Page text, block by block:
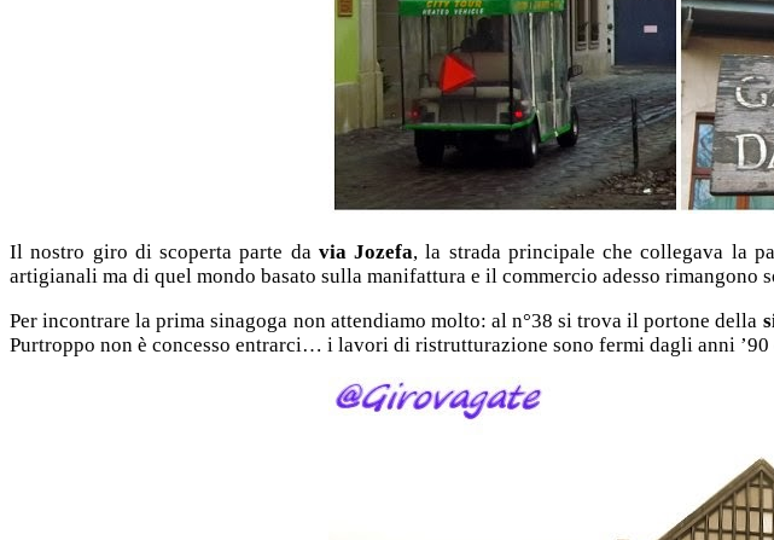
Il nostro giro di scoperta parte da via Jozefa, la strada principale che collegava la
artigianali ma di quel mondo basato sulla manifattura e il commercio adesso
Per incontrare la prima sinagoga non attendiamo molto: al n°38 si trova il portone della
Purtroppo non è concesso entrarci… i lavori di ristrutturazione sono fermi dagli anni